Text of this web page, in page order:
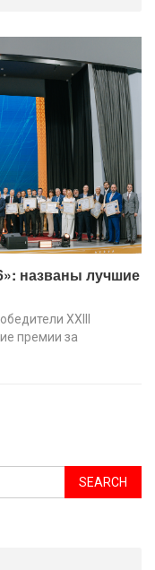
названы лучшие
XХIII
премии за